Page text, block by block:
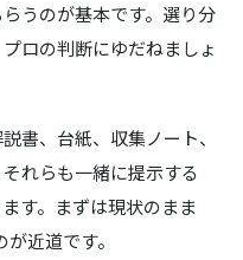
うのが基本です。選り分
ロの判断にゆだねましょ
書、台紙、収集ノート、
れらも一緒に提示する
す。まずは現状のまま
近道です。